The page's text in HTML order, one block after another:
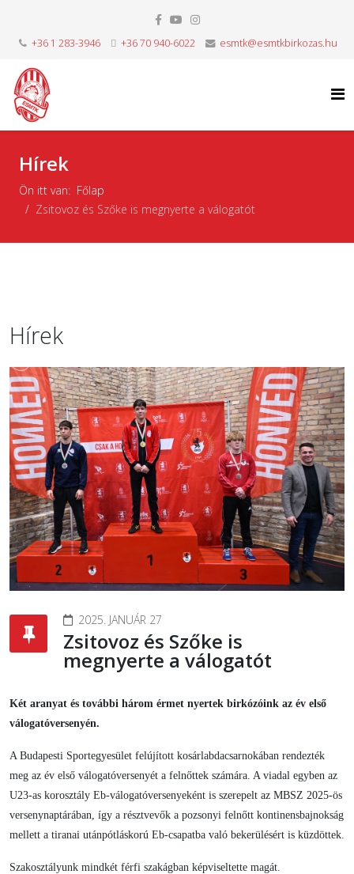
+36 1 283-3946 +36 70 940-6022 esmtk@esmtkbirkozas.hu
Hírek
Ön itt van: Főlap
Zsitovoz és Szőke is megnyerte a válogatót
Hírek
2025. JANUÁR 27
Zsitovoz és Szőke is
megnyerte a válogatót
Két aranyat és további három érmet nyertek birkózóink az év első
válogatóversenyén.
A Budapesti Sportegyesület felújított kosárlabdacsarnokában rendezték
meg az év első válogatóversenyét a felnőttek számára. A viadal egyben az
U23-as korosztály Eb-válogatóversenyeként is szerepelt az MBSZ 2025-ös
versenynaptárában, így a résztvevők a pozsonyi felnőtt kontinensbajnokság
mellett a tiranai utánpótláskorú Eb-csapatba való bekerülésért is küzdöttek.
Szakosztályunk mindkét férfi szakágban képviseltette magát.